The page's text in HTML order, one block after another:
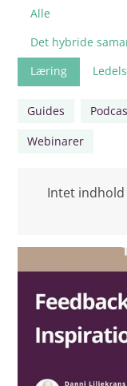
Alle
Det hybride
Læring
Guides
Webinarer
Intet indhold